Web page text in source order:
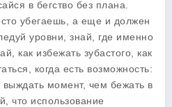
в бегство без плана.
убегаешь, а еще и должен
уровни, знай, где именно
как избежать зубастого, как
когда есть возможность:
выждать момент, чем бежать в
что использование